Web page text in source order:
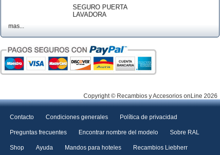
SEGURO PUERTA
LAVADORA
mas...
Copyright © Recambios y Accesorios onLine 2026
Contacto Condiciones generales Política de privacidad
Preguntas frecuentes Encontrar nombre del modelo Sobre RAL
Shop Ayuda Mandos para hoteles Recambios Liebherr